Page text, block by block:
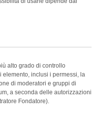
alto grado di controllo
elemento, inclusi i permessi, la
di moderatori e gruppi di
a seconda delle autorizzazioni
Fondatore).